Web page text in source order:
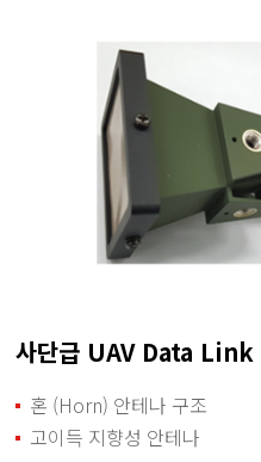
사단급 UAV Data Link
혼 (Horn) 안테나 구조
고이득 지향성 안테나